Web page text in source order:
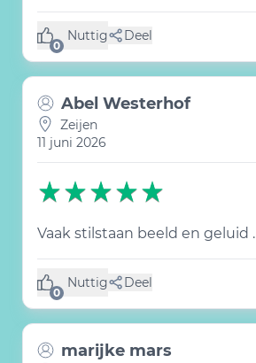
0
Nuttig
(0 like) Deel
Abel Westerhof
Zeijen
11 juni 2026
Vaak stilstaan beeld en geluid .
0
Nuttig
(0 like) Deel
marijke mars